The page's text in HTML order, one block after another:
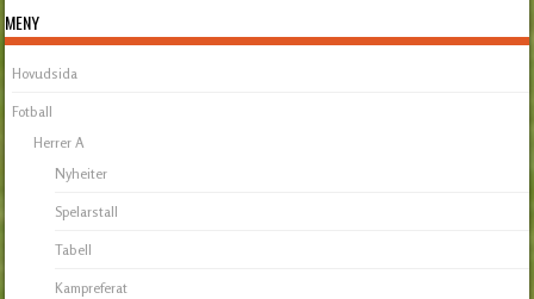
MENY
Hovudsida
Fotball
Herrer A
Nyheiter
Spelarstall
Tabell
Kampreferat